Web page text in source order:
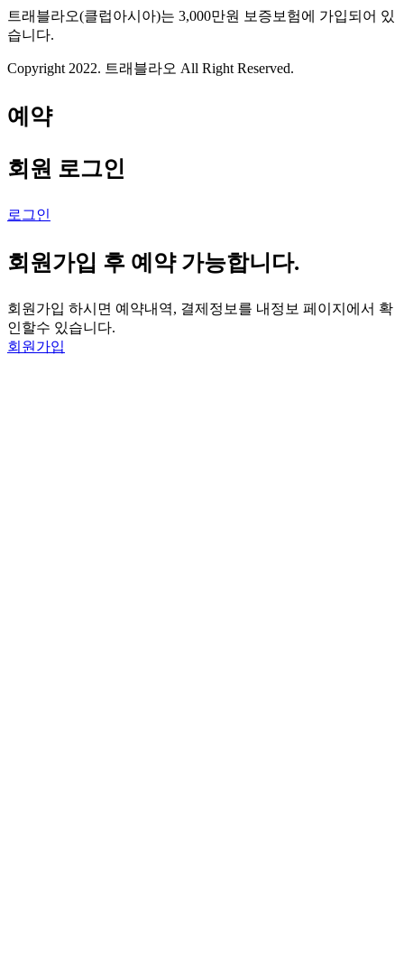
트래블라오(클럽아시아)는 3,000만원 보증보험에 가입되어 있
습니다.
Copyright 2022. 트래블라오 All Right Reserved.
예약
회원 로그인
로그인
회원가입 후 예약 가능합니다.
회원가입 하시면 예약내역, 결제정보를 내정보 페이지에서 확
인할수 있습니다.
회원가입